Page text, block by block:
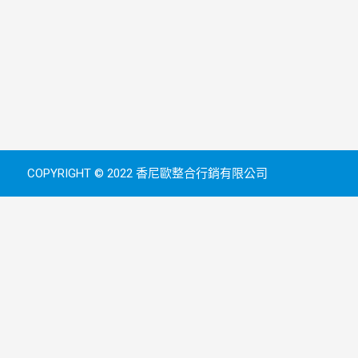
COPYRIGHT © 2022 香尼歐整合行銷有限公司